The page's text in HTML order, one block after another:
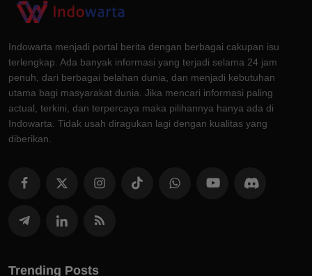
Indowarta menjadi portal berita dengan berbagai cakupan isu
terlengkap. Ada banyak informasi yang terjadi selama 24 jam
penuh, dari berbagai belahan dunia, dan menjadi kebutuhan
utama bagi masyarakat dunia. Jika mencari informasi paling
actual, terkini, dan terpercaya maka pilihannya hanya ada di
Indowarta. Tidak usah diragukan lagi dengan kualitas yang
diberikan.
Trending Posts